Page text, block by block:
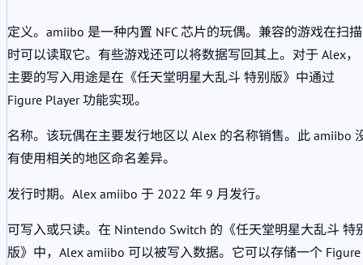
定义。amiibo 是一种内置 NFC 芯片的玩偶。兼容的游戏在扫描
时可以读取它。有些游戏还可以将数据写回其上。对于 Alex，
主要的写入用途是在《任天堂明星大乱斗 特别版》中通过
Figure Player 功能实现。
名称。该玩偶在主要发行地区以 Alex 的名称销售。此 amiibo
有使用相关的地区命名差异。
发行时期。Alex amiibo 于 2022 年 9 月发行。
可写入或只读。在 Nintendo Switch 的《任天堂明星大乱斗 特
版》中，Alex amiibo 可以被写入数据。它可以存储一个 Figure